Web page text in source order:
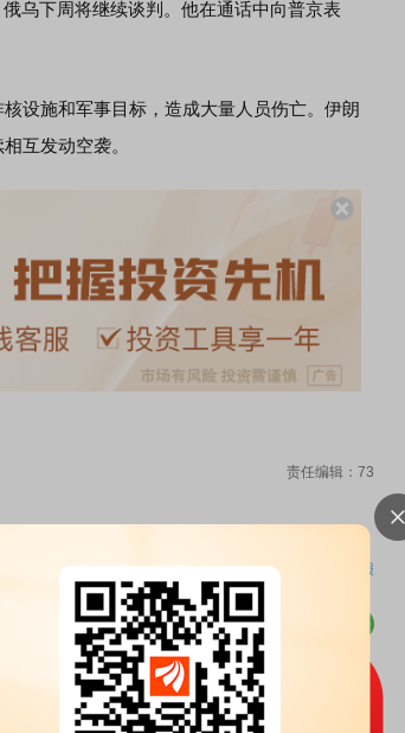
下周将继续谈判。他在通话中向普京表
施和军事目标，造成大量人员伤亡。伊朗
互发动空袭。
责任编辑：73
不构成投资建议。据此操作，风险自担。 举报